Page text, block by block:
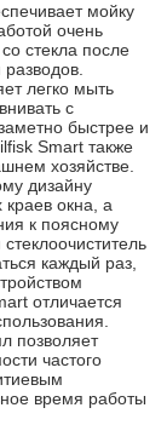
мойку
очень
стекла после
легко мыть
с
быстрее и
Smart также
хозяйстве.
дизайну
краев окна, а
к поясному
каждый раз,
отличается
позволяет
частого
время работы